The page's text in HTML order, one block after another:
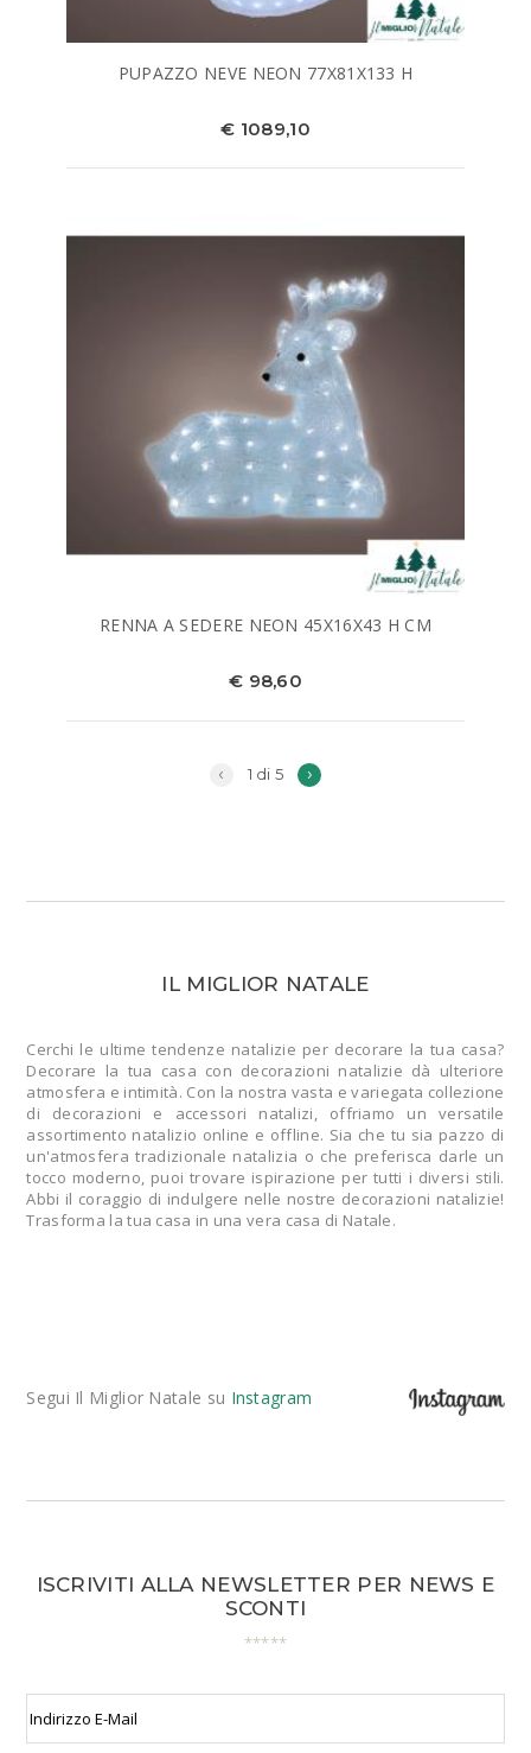
PUPAZZO NEVE NEON 77X81X133 H
€ 1089,10
RENNA A SEDERE NEON 45X16X43 H CM
€ 98,60
‹ 1 di 5 ›
IL MIGLIOR NATALE
Cerchi le ultime tendenze natalizie per decorare la tua casa?
Decorare la tua casa con decorazioni natalizie dà ulteriore
atmosfera e intimità. Con la nostra vasta e variegata collezione
di decorazioni e accessori natalizi, offriamo un versatile
assortimento natalizio online e offline. Sia che tu sia pazzo di
un'atmosfera tradizionale natalizia o che preferisca darle un
tocco moderno, puoi trovare ispirazione per tutti i diversi stili.
Abbi il coraggio di indulgere nelle nostre decorazioni natalizie!
Trasforma la tua casa in una vera casa di Natale.
Segui Il Miglior Natale su Instagram
ISCRIVITI ALLA NEWSLETTER PER NEWS E
SCONTI